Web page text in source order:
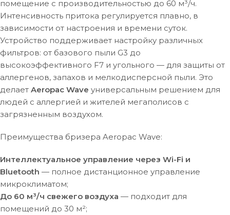
помещение с производительностью до 60 м³/ч.
Интенсивность притока регулируется плавно, в
зависимости от настроения и времени суток.
Устройство поддерживает настройку различных
фильтров: от базового пыли G3 до
высокоэффективного F7 и угольного — для защиты от
аллергенов, запахов и мелкодисперсной пыли. Это
делает Aeropac Wave универсальным решением для
людей с аллергией и жителей мегаполисов с
загрязненным воздухом.
Преимущества бризера Aeropac Wave:
Интеллектуальное управление через Wi-Fi и
Bluetooth — полное дистанционное управление
микроклиматом;
До 60 м³/ч свежего воздуха — подходит для
помещений до 30 м²;